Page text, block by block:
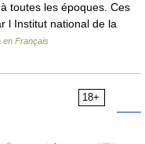
toutes les époques. Ces
l Institut national de la
en Français
18+